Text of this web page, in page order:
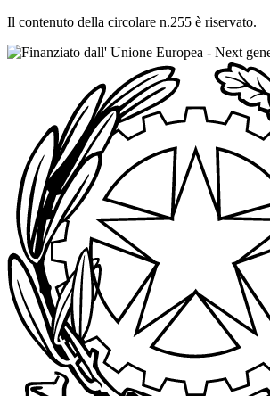
Il contenuto della circolare n.255 è riservato.